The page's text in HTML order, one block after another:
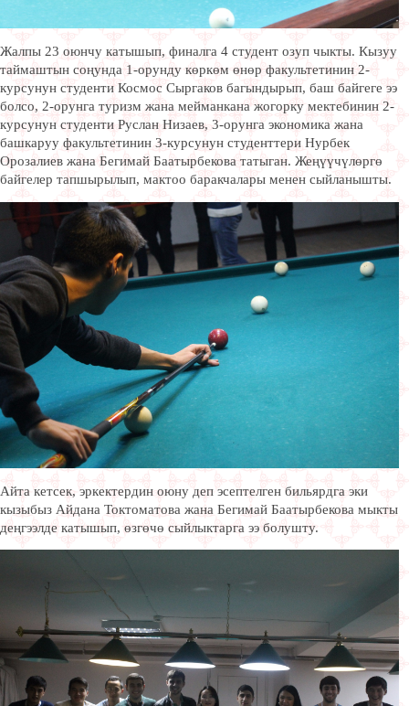
Жалпы 23 оюнчу катышып, финалга 4 студент озуп чыкты. Кызуу
таймаштын соңунда 1-орунду көркөм өнөр факультетинин 2-
курсунун студенти Космос Сыргаков багындырып, баш байгеге ээ
болсо, 2-орунга туризм жана мейманкана жогорку мектебинин 2-
курсунун студенти Руслан Низаев, 3-орунга экономика жана
башкаруу факультетинин 3-курсунун студенттери Нурбек
Орозалиев жана Бегимай Баатырбекова татыган. Жеңүүчүлөргө
байгелер тапшырылып, мактоо баракчалары менен сыйланышты.
Айта кетсек, эркектердин оюну деп эсептелген бильярдга эки
кызыбыз Айдана Токтоматова жана Бегимай Баатырбекова мыкты
деңгээлде катышып, өзгөчө сыйлыктарга ээ болушту.